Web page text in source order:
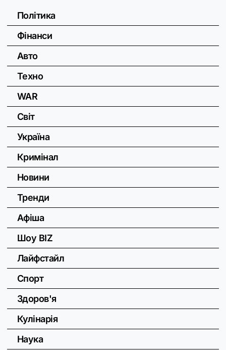
Політика
Фінанси
Авто
Техно
WAR
Світ
Україна
Кримінал
Новини
Тренди
Афіша
Шоу BIZ
Лайфстайл
Спорт
Здоров'я
Кулінарія
Наука